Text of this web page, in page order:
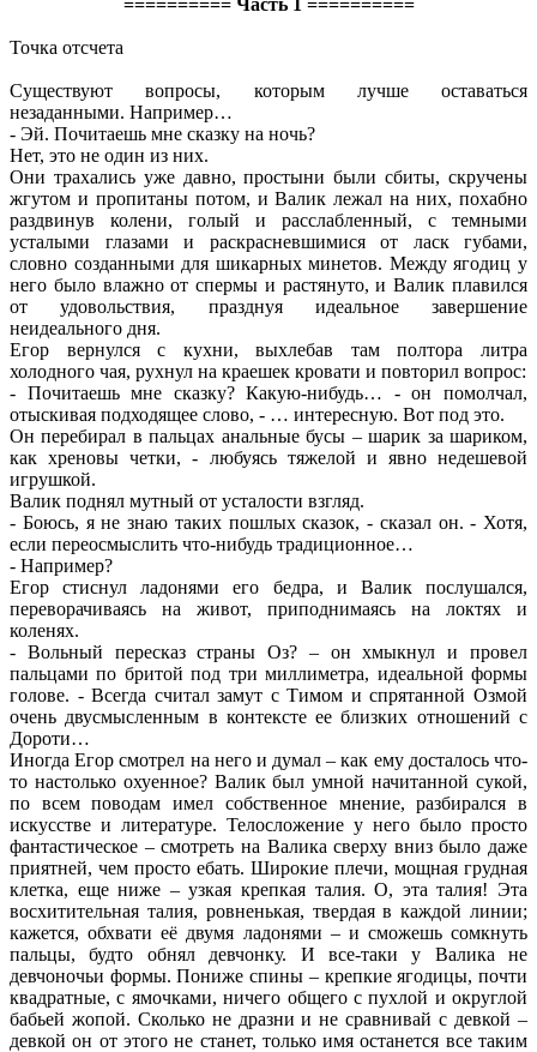
Точка отсчета
Существуют вопросы, которым лучше оставаться
незаданными. Например…
- Эй. Почитаешь мне сказку на ночь?
Нет, это не один из них.
Они трахались уже давно, простыни были сбиты, скручены
жгутом и пропитаны потом, и Валик лежал на них, похабно
раздвинув колени, голый и расслабленный, с темными
усталыми глазами и раскрасневшимися от ласк губами,
словно созданными для шикарных минетов. Между ягодиц у
него было влажно от спермы и растянуто, и Валик плавился
от удовольствия, празднуя идеальное завершение
неидеального дня.
Егор вернулся с кухни, выхлебав там полтора литра
холодного чая, рухнул на краешек кровати и повторил вопрос:
- Почитаешь мне сказку? Какую-нибудь… - он помолчал,
отыскивая подходящее слово, - … интересную. Вот под это.
Он перебирал в пальцах анальные бусы – шарик за шариком,
как хреновы четки, - любуясь тяжелой и явно недешевой
игрушкой.
Валик поднял мутный от усталости взгляд.
- Боюсь, я не знаю таких пошлых сказок, - сказал он. - Хотя,
если переосмыслить что-нибудь традиционное…
- Например?
Егор стиснул ладонями его бедра, и Валик послушался,
переворачиваясь на живот, приподнимаясь на локтях и
коленях.
- Вольный пересказ страны Оз? – он хмыкнул и провел
пальцами по бритой под три миллиметра, идеальной формы
голове. - Всегда считал замут с Тимом и спрятанной Озмой
очень двусмысленным в контексте ее близких отношений с
Дороти…
Иногда Егор смотрел на него и думал – как ему досталось что-
то настолько охуенное? Валик был умной начитанной сукой,
по всем поводам имел собственное мнение, разбирался в
искусстве и литературе. Телосложение у него было просто
фантастическое – смотреть на Валика сверху вниз было даже
приятней, чем просто ебать. Широкие плечи, мощная грудная
клетка, еще ниже – узкая крепкая талия. О, эта талия! Эта
восхитительная талия, ровненькая, твердая в каждой линии;
кажется, обхвати её двумя ладонями – и сможешь сомкнуть
пальцы, будто обнял девчонку. И все-таки у Валика не
девчоночьи формы. Пониже спины – крепкие ягодицы, почти
квадратные, с ямочками, ничего общего с пухлой и округлой
бабьей жопой. Сколько не дразни и не сравнивай с девкой –
девкой он от этого не станет, только имя останется все таким